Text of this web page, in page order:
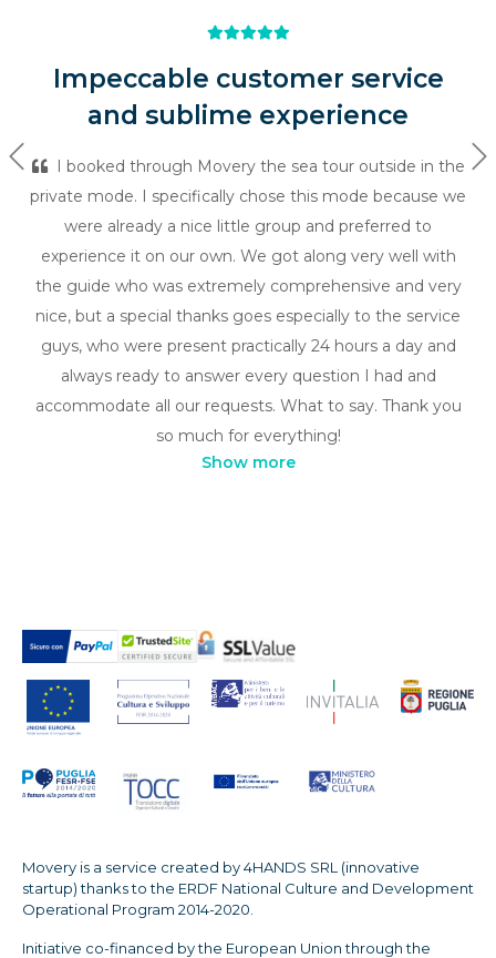
Impeccable customer service
and sublime experience
I booked through Movery the sea tour outside in the
private mode. I specifically chose this mode because we
were already a nice little group and preferred to
experience it on our own. We got along very well with
the guide who was extremely comprehensive and very
nice, but a special thanks goes especially to the service
guys, who were present practically 24 hours a day and
always ready to answer every question I had and
accommodate all our requests. What to say. Thank you
so much for everything!
Previous
Show more
Movery is a service created by 4HANDS SRL (innovative
startup) thanks to the ERDF National Culture and Development
Operational Program 2014-2020.
Initiative co-financed by the European Union through the